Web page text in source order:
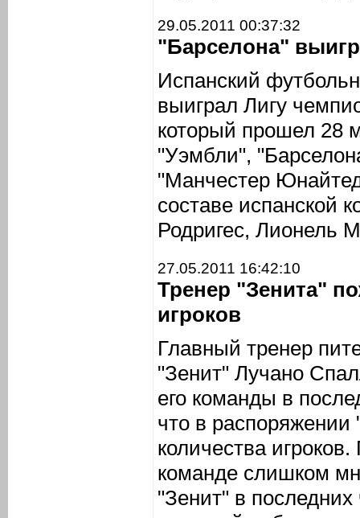
29.05.2011 00:37:32
"Барселона"
Испанский
выиграл Лигу
который прошел 28
"Уэмбли",
"Манчестер
составе испанской
Родригес, Лионель
27.05.2011 16:42:10
Тренер "Зенита"
игроков
Главный тренер
"Зенит" Лучано
его команды в
что в распоряжении
количества
команде слишком
"Зенит" в